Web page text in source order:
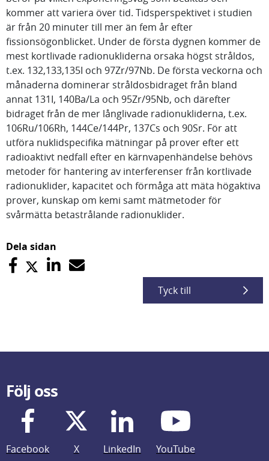
kommer att variera över tid. Tidsperspektivet i studien
är från 20 minuter till mer än fem år efter
fissionsögonblicket. Under de första dygnen kommer de
mest kortlivade radionukliderna orsaka högst stråldos,
t.ex. 132,133,135I och 97Zr/97Nb. De första veckorna och
månaderna dominerar stråldosbidraget från bland
annat 131I, 140Ba/La och 95Zr/95Nb, och därefter
bidraget från de mer långlivade radionukliderna, t.ex.
106Ru/106Rh, 144Ce/144Pr, 137Cs och 90Sr. För att
utföra nuklidspecifika mätningar på prover efter ett
radioaktivt nedfall efter en kärnvapenhändelse behövs
metoder för hantering av interferenser från kortlivade
radionuklider, kapacitet och förmåga att mäta högaktiva
prover, kunskap om kemi samt mätmetoder för
svårmätta betastrålande radionuklider.
Dela sidan
Tyck till
Följ oss
Facebook X LinkedIn
YouTube